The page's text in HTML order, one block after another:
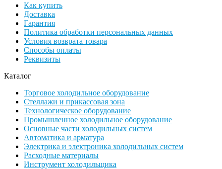
Как купить
Доставка
Гарантия
Политика обработки персональных данных
Условия возврата товара
Способы оплаты
Реквизиты
Каталог
Торговое холодильное оборудование
Стеллажи и прикассовая зона
Технологическое оборудование
Промышленное холодильное оборудование
Основные части холодильных систем
Автоматика и арматура
Электрика и электроника холодильных систем
Расходные материалы
Инструмент холодильщика